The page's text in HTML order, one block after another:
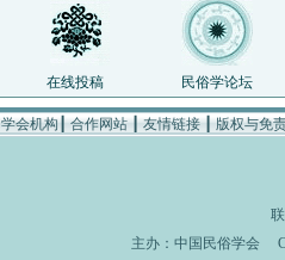
在线投稿 民俗学论坛
学会机构┃合作网站┃友情链接┃版权与免
主办： 中国民俗学会